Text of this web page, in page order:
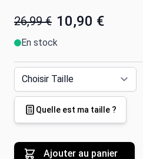
26,99 € 10,90 €
En stock
Quelle est ma taille ?
Ajouter au panier